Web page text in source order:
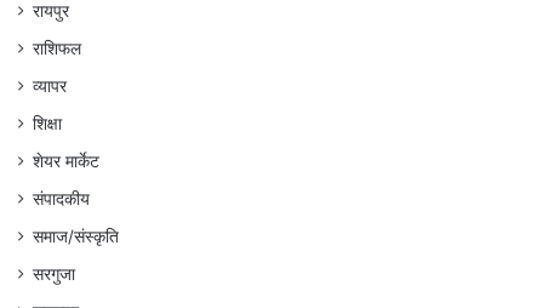
रायपुर
राशिफल
व्यापर
शिक्षा
शेयर मार्केट
संपादकीय
समाज/संस्कृति
सरगुजा